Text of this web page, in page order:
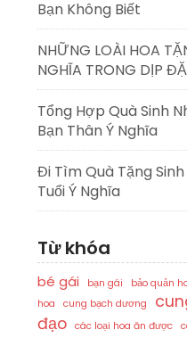
Bạn Không Biết
NHỮNG LOÀI HOA
NGHĨA TRONG DỊP
Tổng Hợp Quà Sinh
Bạn Thân Ý Nghĩa
Đi Tìm Quà Tặng
Tuổi Ý Nghĩa
Từ khóa
bé gái bạn gái bảo quản
hoa
cung bạch dương
đạo
các loại hoa ăn được